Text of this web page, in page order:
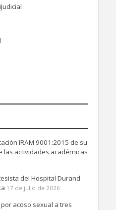
IRAM 9001:2015 de su
las actividades académicas
del Hospital Durand
17 de julio de 2026
acoso sexual a tres